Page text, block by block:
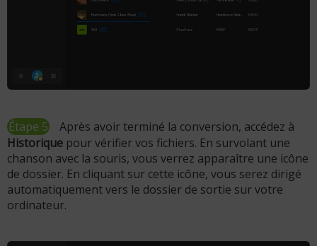
Étape 5
Après avoir terminé la conversion, accédez à
Historique pour vérifier vos fichiers. En survolant une
chanson avec la souris, vous verrez apparaître une icône
de dossier. En cliquant sur cette icône, vous serez dirigé
automatiquement vers le dossier de sortie sur votre
ordinateur.